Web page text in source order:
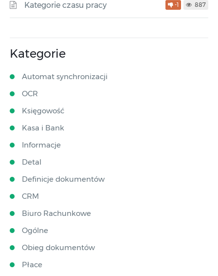
Kategorie czasu pracy -1 887
Kategorie
Automat synchronizacji
OCR
Księgowość
Kasa i Bank
Informacje
Detal
Definicje dokumentów
CRM
Biuro Rachunkowe
Ogólne
Obieg dokumentów
Płace